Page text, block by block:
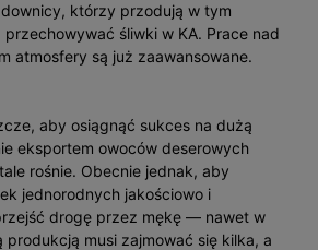
którzy przodują w tym
śliwki w KA. Prace nad
atmosfery są już zaawansowane.
aby osiągnąć sukces na dużą
eksportem owoców deserowych
rośnie. Obecnie jednak, aby
jednorodnych jakościowo i
drogę przez mękę — nawet w
musi zajmować się kilka, a